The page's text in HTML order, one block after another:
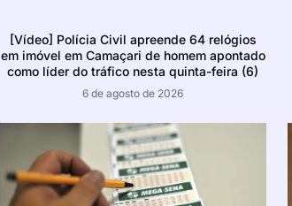
[Vídeo] Polícia Civil apreende 64 relógios
em imóvel em Camaçari de homem apontado
como líder do tráfico nesta quinta-feira (6)
6 de agosto de 2026